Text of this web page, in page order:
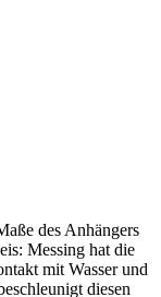
des Anhängers
Messing hat die
mit Wasser und
diesen